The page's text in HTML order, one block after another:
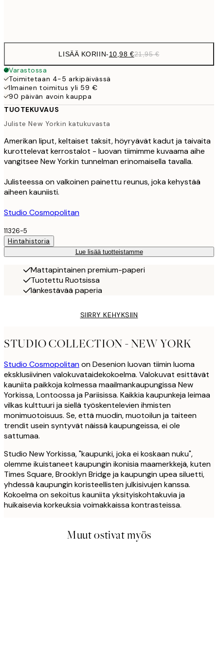
LISÄÄ KORIIN-10,98 €21,95 €
Varastossa
Toimitetaan 4-5 arkipäivässä
Ilmainen toimitus yli 59 €
90 päivän avoin kauppa
TUOTEKUVAUS
Juliste New Yorkin katukuvasta
Amerikan liput, keltaiset taksit, höyryävät kadut ja taivaita
kurottelevat kerrostalot - luovan tiimimme kuvaama aihe
vangitsee New Yorkin tunnelman erinomaisella tavalla.
Julisteessa on valkoinen painettu reunus, joka kehystää
aiheen kauniisti.
Studio Cosmopolitan
11326-5
Hintahistoria
Lue lisää tuotteistamme
Mattapintainen premium-paperi
Tuotettu Ruotsissa
Iänkestävää paperia
SIIRRY KEHYKSIIN
STUDIO COLLECTION - NEW YORK
Studio Cosmopolitanon Desenion luovan tiimin luoma
eksklusiivinen valokuvataidekokoelma. Valokuvat esittävät
kauniita paikkoja kolmessa maailmankaupungissa New
Yorkissa, Lontoossa ja Pariisissa. Kaikkia kaupunkeja leimaa
vilkas kulttuuri ja siellä työskentelevien ihmisten
monimuotoisuus. Se, että muodin, muotoilun ja taiteen
trendit usein syntyvät näissä kaupungeissa, ei ole
sattumaa.
Studio New Yorkissa, "kaupunki, joka ei koskaan nuku",
olemme ikuistaneet kaupungin ikonisia maamerkkejä, kuten
Times Square, Brooklyn Bridge ja kaupungin upea siluetti,
yhdessä kaupungin koristeellisten julkisivujen kanssa.
Kokoelma on sekoitus kauniita yksityiskohtakuvia ja
huikaisevia korkeuksia voimakkaissa kontrasteissa.
Muut ostivat myös